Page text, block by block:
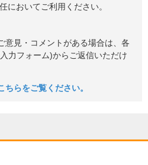
においてご利用ください。
意見・コメントがある場合は、各
力フォーム)からご返信いただけ
らをご覧ください。